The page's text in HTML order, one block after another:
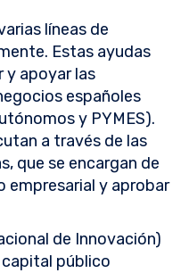
líneas de
Estas ayudas
y apoyar las
españoles
y PYMES).
a través de las
que se encargan de
empresarial y aprobar
de Innovación)
capital público